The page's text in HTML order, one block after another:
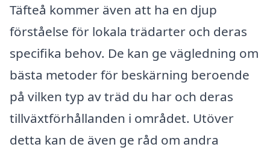
Täfteå kommer även att ha en djup
förståelse för lokala trädarter och deras
specifika behov. De kan ge vägledning om
bästa metoder för beskärning beroende
på vilken typ av träd du har och deras
tillväxtförhållanden i området. Utöver
detta kan de även ge råd om andra